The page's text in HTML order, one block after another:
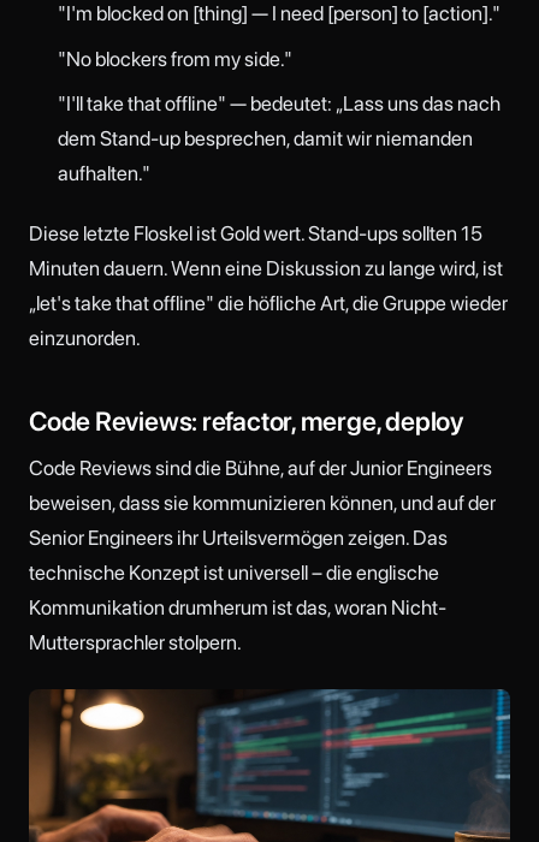
"I'm blocked on [thing] — I need [person] to [action]."
"No blockers from my side."
"I'll take that offline" — bedeutet: „Lass uns das nach
dem Stand-up besprechen, damit wir niemanden
aufhalten."
Diese letzte Floskel ist Gold wert. Stand-ups sollten 15
Minuten dauern. Wenn eine Diskussion zu lange wird, ist
„let's take that offline" die höfliche Art, die Gruppe wieder
einzunorden.
Code Reviews: refactor, merge, deploy
Code Reviews sind die Bühne, auf der Junior Engineers
beweisen, dass sie kommunizieren können, und auf der
Senior Engineers ihr Urteilsvermögen zeigen. Das
technische Konzept ist universell – die englische
Kommunikation drumherum ist das, woran Nicht-
Muttersprachler stolpern.